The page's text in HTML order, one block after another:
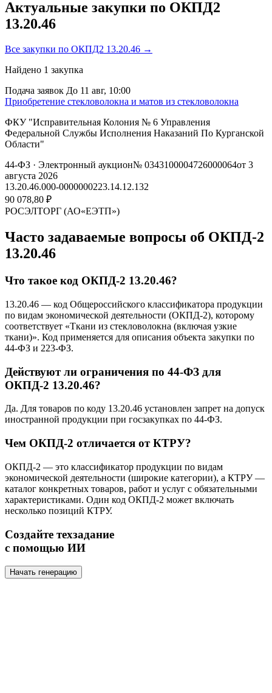
Актуальные закупки по ОКПД2
13.20.46
Все закупки по ОКПД2 13.20.46 →
Найдено 1 закупка
Подача заявок До 11 авг, 10:00
Приобретение стекловолокна и матов из стекловолокна
ФКУ "Исправительная Колония № 6 Управления
Федеральной Службы Исполнения Наказаний По Курганской
Области"
44-ФЗ · Электронный аукцион№ 0343100004726000064от 3
августа 2026
13.20.46.000-0000000223.14.12.132
90 078,80 ₽
РОСЭЛТОРГ (АО«ЕЭТП»)
Часто задаваемые вопросы об ОКПД-2
13.20.46
Что такое код ОКПД-2 13.20.46?
13.20.46 — код Общероссийского классификатора продукции
по видам экономической деятельности (ОКПД-2), которому
соответствует «Ткани из стекловолокна (включая узкие
ткани)». Код применяется для описания объекта закупки по
44-ФЗ и 223-ФЗ.
Действуют ли ограничения по 44-ФЗ для
ОКПД-2 13.20.46?
Да. Для товаров по коду 13.20.46 установлен запрет на допуск
иностранной продукции при госзакупках по 44-ФЗ.
Чем ОКПД-2 отличается от КТРУ?
ОКПД-2 — это классификатор продукции по видам
экономической деятельности (широкие категории), а КТРУ —
каталог конкретных товаров, работ и услуг с обязательными
характеристиками. Один код ОКПД-2 может включать
несколько позиций КТРУ.
Создайте техзадание
с помощью ИИ
Начать генерацию